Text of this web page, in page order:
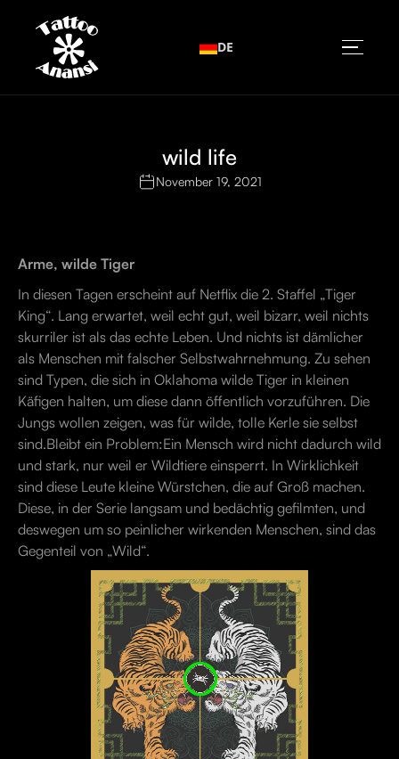
DE
wild life
November 19, 2021
Arme, wilde Tiger
In diesen Tagen erscheint auf Netflix die 2. Staffel „Tiger
King“. Lang erwartet, weil echt gut, weil bizarr, weil nichts
skurriler ist als das echte Leben. Und nichts ist dämlicher
als Menschen mit falscher Selbstwahrnehmung. Zu sehen
sind Typen, die sich in Oklahoma wilde Tiger in kleinen
Käfigen halten, um diese dann öffentlich vorzuführen. Die
Jungs wollen zeigen, was für wilde, tolle Kerle sie selbst
sind.Bleibt ein Problem:Ein Mensch wird nicht dadurch wild
und stark, nur weil er Wildtiere einsperrt. In Wirklichkeit
sind diese Leute kleine Würstchen, die auf Groß machen.
Diese, in der Serie langsam und bedächtig gefilmten, und
deswegen um so peinlicher wirkenden Menschen, sind das
Gegenteil von „Wild“.